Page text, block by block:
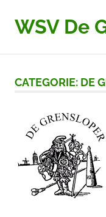
naar
inhoud
WSV De
CATEGORIE: DE